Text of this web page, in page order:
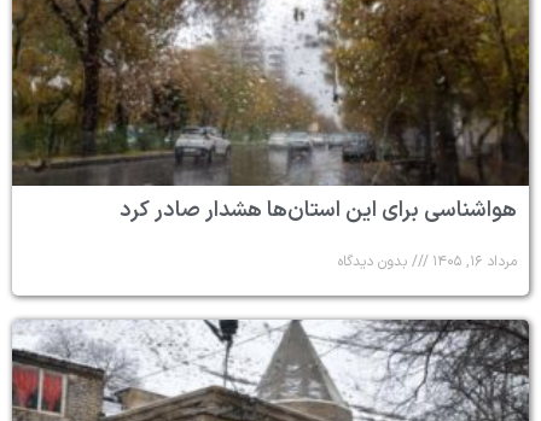
هواشناسی برای این استان‌ها هشدار صادر کرد
مرداد ۱۶, ۱۴۰۵ بدون دیدگاه